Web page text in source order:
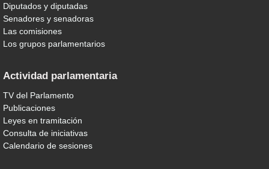
Diputados y diputadas
Senadores y senadoras
Las comisiones
Los grupos parlamentarios
Actividad parlamentaria
TV del Parlamento
Publicaciones
Leyes en tramitación
Consulta de iniciativas
Calendario de sesiones